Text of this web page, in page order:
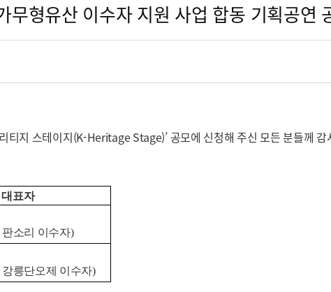
무형유산 이수자 지원 사업 합동 기획공연
티지 스테이지(K-Heritage Stage)’ 공모에 신청해 주신 모든 분들께
대표자
소리 이수자)
릉단오제 이수자)